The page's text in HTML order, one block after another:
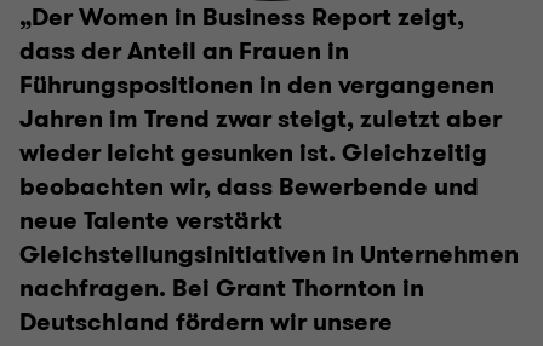
„Der Women in Business Report zeigt,
dass der Anteil an Frauen in
Führungspositionen in den vergangenen
Jahren im Trend zwar steigt, zuletzt aber
wieder leicht gesunken ist. Gleichzeitig
beobachten wir, dass Bewerbende und
neue Talente verstärkt
Gleichstellungsinitiativen in Unternehmen
nachfragen. Bei Grant Thornton in
Deutschland fördern wir unsere